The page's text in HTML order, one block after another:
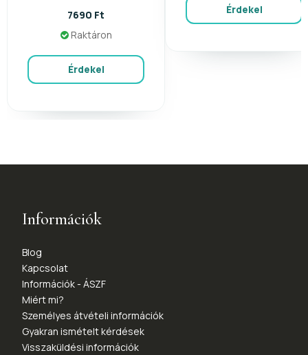
7690 Ft
Raktáron
Érdekel
Érdekel
Információk
Blog
Kapcsolat
Információk - ÁSZF
Miért mi?
Személyes átvételi információk
Gyakran ismételt kérdések
Visszaküldési információk